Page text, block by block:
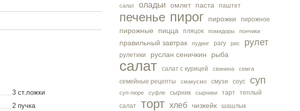
салат
оладьи омлет паста паштет
печенье пирог пирожки пирожное
пирожные пицца пляцок помидоры пончики
правильный завтрак пудинг рагу рис рулет
рулетики руслан сеничкин рыба
салат салат с курицей свинина семга
семейные рецепты смакуємо смузи соус суп
суп-пюре суфле сырник сырники тарт
теплый
салат
торт хлеб чизкейк шашлык
3 ст.ложки
2 пучка